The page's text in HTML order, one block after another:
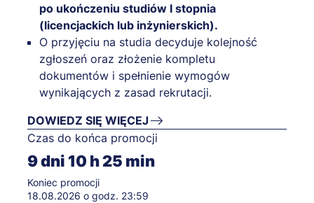
po ukończeniu studiów I stopnia
(licencjackich lub inżynierskich).
O przyjęciu na studia decyduje kolejność
zgłoszeń oraz złożenie kompletu
dokumentów i spełnienie wymogów
wynikających z zasad rekrutacji.
DOWIEDZ SIĘ WIĘCEJ
Czas do końca promocji
9dni 10 h25 min
Koniec promocji
18.08.2026 o godz. 23:59